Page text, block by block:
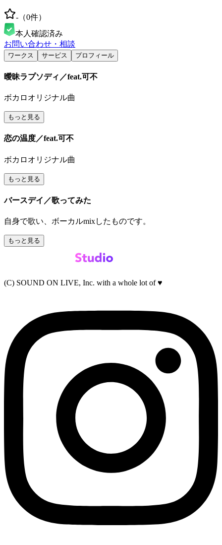
- （0件）
本人確認済み
お問い合わせ・相談
ワークス サービス プロフィール
曖昧ラプソディ／feat.可不
ボカロオリジナル曲
もっと見る
恋の温度／feat.可不
ボカロオリジナル曲
もっと見る
バースデイ／歌ってみた
自身で歌い、ボーカルmixしたものです。
もっと見る
(C) SOUND ON LIVE, Inc. with a whole lot of ♥